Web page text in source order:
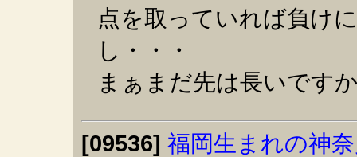
点を取っていれば負け
し・・・
まぁまだ先は長いです
[09536] 福岡生まれの神